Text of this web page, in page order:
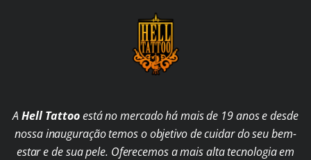
AHell Tattooestá no mercado há mais de 19 anos e desde
nossa inauguração temos o objetivo de cuidar do seu bem-
estar e de sua pele. Oferecemos a mais alta tecnologia em